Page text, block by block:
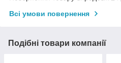
Всі умови повернення
Подібні товари компанії